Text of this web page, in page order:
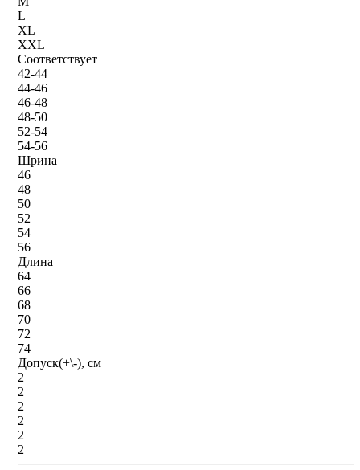
L
XL
XXL
Соответствует
42-44
44-46
46-48
48-50
52-54
54-56
Шрина
46
48
50
52
54
56
Длина
64
66
68
70
72
74
Допуск(+\-), см
2
2
2
2
2
2